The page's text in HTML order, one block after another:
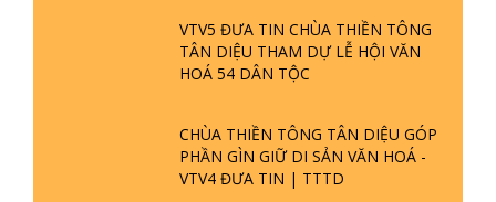
VTV5 ĐƯA TIN CHÙA THIỀN TÔNG
TÂN DIỆU THAM DỰ LỄ HỘI VĂN
HOÁ 54 DÂN TỘC
CHÙA THIỀN TÔNG TÂN DIỆU GÓP
PHẦN GÌN GIỮ DI SẢN VĂN HOÁ -
VTV4 ĐƯA TIN | TTTD